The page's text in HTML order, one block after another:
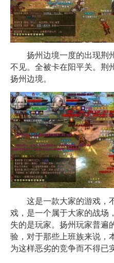
扬州边境一度的出现荆
不见。全被卡在阳平关。荆
扬州边境。
这是一款大家的游戏，
戏，是一个属于大家的战场
失的是玩家。扬州玩家普遍
验，对于那些上班族来说，
为这样恶劣的竞争而不得已